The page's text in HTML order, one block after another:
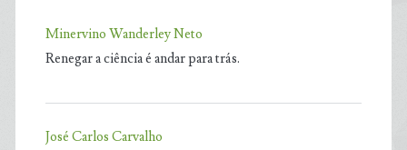
Minervino Wanderley Neto
Renegar a ciência é andar para trás.
José Carlos Carvalho